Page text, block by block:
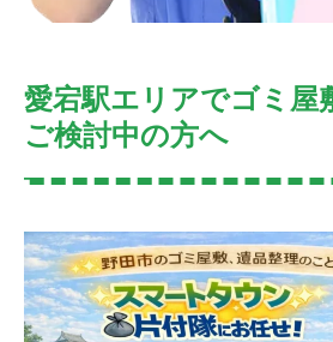
愛宕駅エリアでゴミ屋
ご検討中の方へ